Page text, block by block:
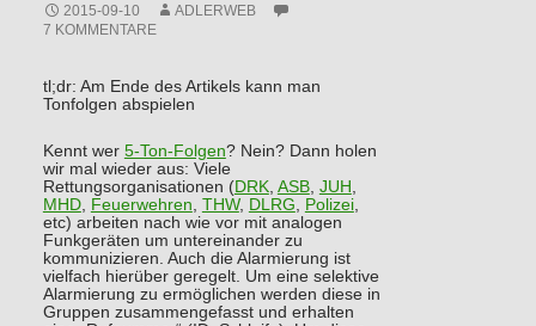
2015-09-10
ADLERWEB
7 KOMMENTARE
tl;dr: Am Ende des Artikels kann man
Tonfolgen abspielen
Kennt wer 5-Ton-Folgen? Nein? Dann holen
wir mal wieder aus: Viele
Rettungsorganisationen (DRK, ASB, JUH ,
MHD, Feuerwehren, THW, DLRG, Polizei,
etc) arbeiten nach wie vor mit analogen
Funkgeräten um untereinander zu
kommunizieren. Auch die Alarmierung ist
vielfach hierüber geregelt. Um eine selektive
Alarmierung zu ermöglichen werden diese in
Gruppen zusammengefasst und erhalten